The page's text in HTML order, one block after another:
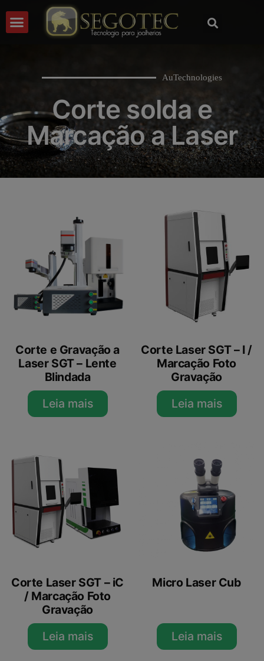
AuTechnologies
Corte solda e
Marcação a Laser
Corte e Gravação a
Laser SGT – Lente
Blindada
Leia mais
Corte Laser SGT – I /
Marcação Foto
Gravação
Leia mais
Corte Laser SGT – iC
/ Marcação Foto
Gravação
Leia mais
Micro Laser Cub
Leia mais